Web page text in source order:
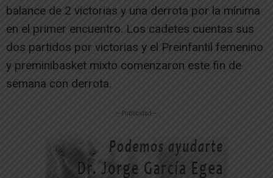
balance de 2 victorias y una derrota por la mínima
en el primer encuentro. Los cadetes cuentas sus
dos partidos por victorias y el Preinfantil femenino
y preminibasket mixto comenzaron este fin de
semana con derrota.
-- Publicidad --